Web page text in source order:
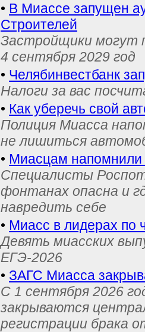
• В Миассе запущен
Строителей
Застройщики могут
4 сентября 2029 год
• Челябинвестбанк
Налоги за вас
• Как уберечь свой
Полиция Миасса
не лишиться
• Миасцам напомнили
Специалисты
фонтанах опасна и
навредить себе
• Миасс в лидерах по
Девять миасских
ЕГЭ-2026
• ЗАГС Миасса
С 1 сентября 2026
закрываются
регистрации брака